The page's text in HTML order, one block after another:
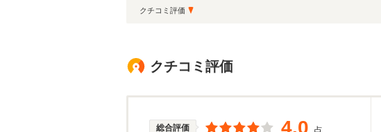
クチコミ評価
クチコミ評価
総合評価 4.0